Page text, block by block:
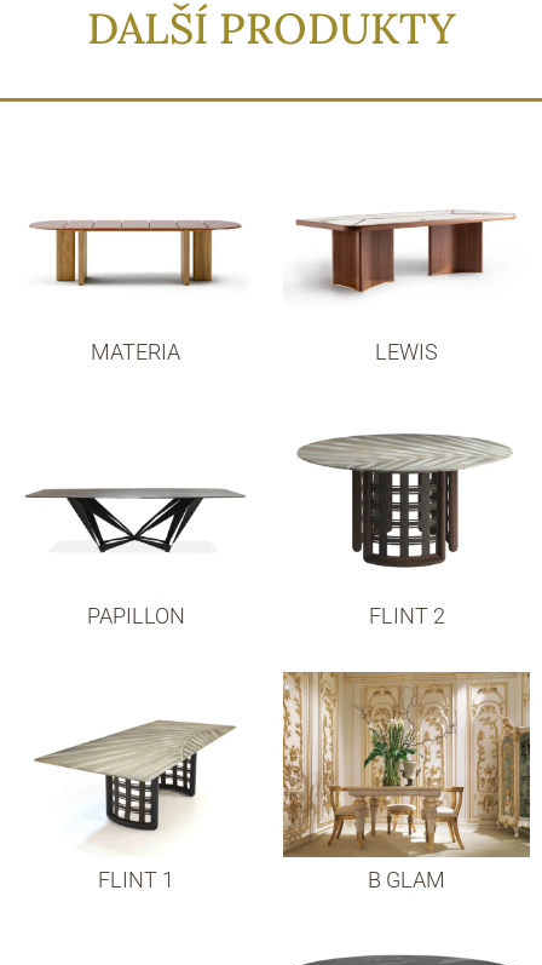
DALŠÍ PRODUKTY
MATERIA LEWIS
PAPILLON FLINT 2
FLINT 1 B GLAM